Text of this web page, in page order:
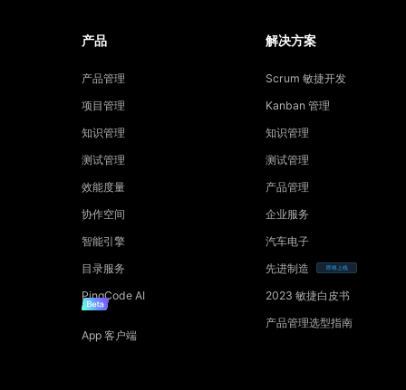
产品
产品管理
项目管理
知识管理
测试管理
效能度量
协作空间
智能引擎
目录服务
PingCode AI
App 客户端
解决方案
Scrum 敏捷开发
Kanban 管理
知识管理
测试管理
产品管理
企业服务
汽车电子
先进制造
即将上线
2023 敏捷白皮书
产品管理选型指南